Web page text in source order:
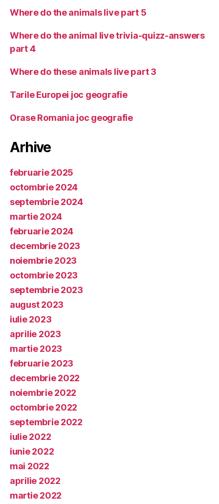
Where do the animals live part 5
Where do the animal live trivia-quizz-answers
part 4
Where do these animals live part 3
Tarile Europei joc geografie
Orase Romania joc geografie
Arhive
februarie 2025
octombrie 2024
septembrie 2024
martie 2024
februarie 2024
decembrie 2023
noiembrie 2023
octombrie 2023
septembrie 2023
august 2023
iulie 2023
aprilie 2023
martie 2023
februarie 2023
decembrie 2022
noiembrie 2022
octombrie 2022
septembrie 2022
iulie 2022
iunie 2022
mai 2022
aprilie 2022
martie 2022